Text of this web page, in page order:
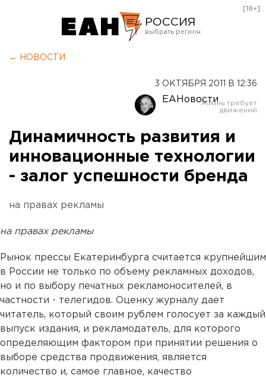
РОССИЯ
Оренбург
[18+]
← НОВОСТИ
3 ОКТЯБРЯ 2011 В 12:36
ЕАНовости
Динамичность развития и
инновационные технологии
- залог успешности бренда
на правах рекламы
на правах рекламы
Рынок прессы Екатеринбурга считается крупнейшим
в России не только по объему рекламных доходов,
но и по выбору печатных рекламоносителей, в
частности - телегидов. Оценку журналу дает
читатель, который своим рублем голосует за каждый
выпуск издания, и рекламодатель, для которого
определяющим фактором при принятии решения о
выборе средства продвижения, является
количество и, самое главное, качество